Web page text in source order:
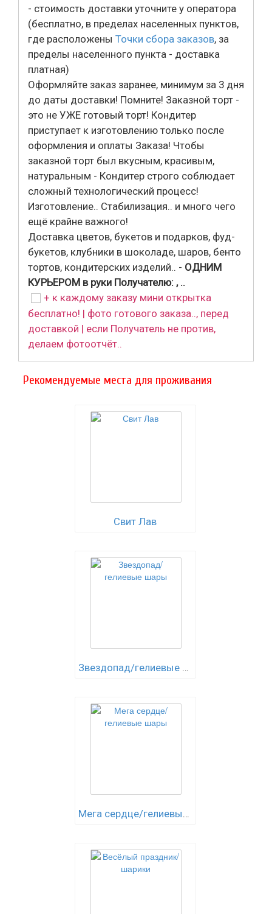
- стоимость доставки уточните у оператора
(бесплатно, в пределах населенных пунктов,
где расположены Точки сбора заказов, за
пределы населенного пункта - доставка
платная)
Оформляйте заказ заранее, минимум за 3 дня
до даты доставки! Помните! Заказной торт -
это не УЖЕ готовый торт! Кондитер
приступает к изготовлению только после
оформления и оплаты Заказа! Чтобы
заказной торт был вкусным, красивым,
натуральным - Кондитер строго соблюдает
сложный технологический процесс!
Изготовление.. Стабилизация.. и много чего
ещё крайне важного!
Доставка цветов, букетов и подарков, фуд-
букетов, клубники в шоколаде, шаров, бенто
тортов, кондитерских изделий.. - ОДНИМ
КУРЬЕРОМ в руки Получателю: , ..
+ к каждому заказу мини открытка
бесплатно! | фото готового заказа.., перед
доставкой | если Получатель не против,
делаем фотоотчёт..
Рекомендуемые места для проживания
Свит Лав
Звездопад/гелиевые шары
Мега сердце/гелиевые шары